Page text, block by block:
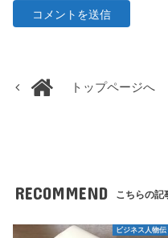
トップページへ
RECOMMEND こちらの記
ビジネス人物伝